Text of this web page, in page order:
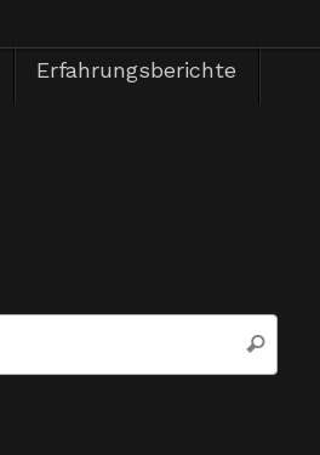
Willkommen
Erfahrungsberichte
Suchen